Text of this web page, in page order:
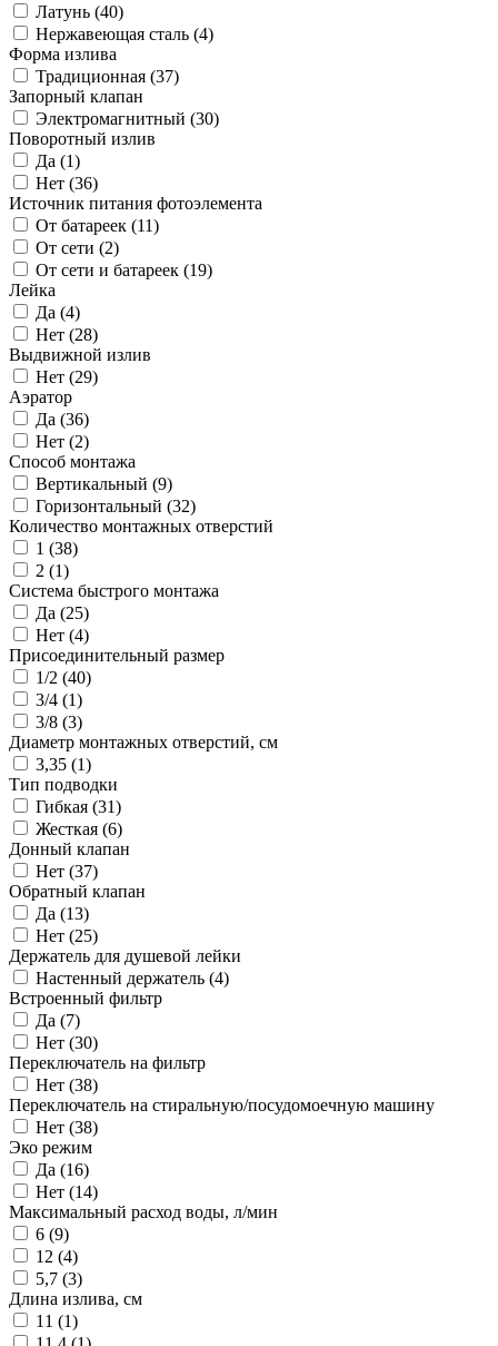
Латунь (40)
Нержавеющая сталь (4)
Форма излива
Традиционная (37)
Запорный клапан
Электромагнитный (30)
Поворотный излив
Да (1)
Нет (36)
Источник питания фотоэлемента
От батареек (11)
От сети (2)
От сети и батареек (19)
Лейка
Да (4)
Нет (28)
Выдвижной излив
Нет (29)
Аэратор
Да (36)
Нет (2)
Способ монтажа
Вертикальный (9)
Горизонтальный (32)
Количество монтажных отверстий
1 (38)
2 (1)
Система быстрого монтажа
Да (25)
Нет (4)
Присоединительный размер
1/2 (40)
3/4 (1)
3/8 (3)
Диаметр монтажных отверстий, см
3,35 (1)
Тип подводки
Гибкая (31)
Жесткая (6)
Донный клапан
Нет (37)
Обратный клапан
Да (13)
Нет (25)
Держатель для душевой лейки
Настенный держатель (4)
Встроенный фильтр
Да (7)
Нет (30)
Переключатель на фильтр
Нет (38)
Переключатель на стиральную/посудомоечную машину
Нет (38)
Эко режим
Да (16)
Нет (14)
Максимальный расход воды, л/мин
6 (9)
12 (4)
5,7 (3)
Длина излива, см
11 (1)